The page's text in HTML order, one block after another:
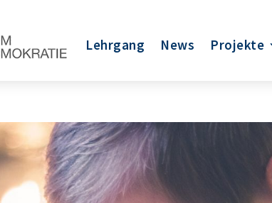
Lehrgang News Projekte